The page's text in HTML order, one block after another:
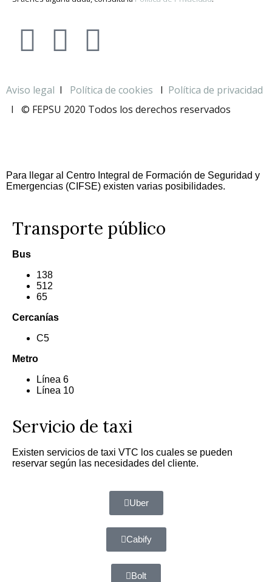
Aviso legal I Política de cookies I Política de privacidad
I © FEPSU 2020 Todos los derechos reservados
Para llegar al Centro Integral de Formación de Seguridad y
Emergencias (CIFSE) existen varias posibilidades.
Transporte público
Bus
138
512
65
Cercanías
C5
Metro
Línea 6
Línea 10
Servicio de taxi
Existen servicios de taxi VTC los cuales se pueden
reservar según las necesidades del cliente.
Uber
Cabify
Bolt